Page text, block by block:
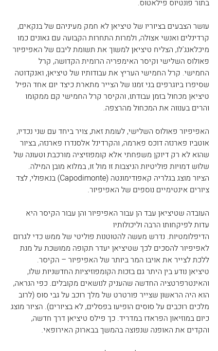
בתור פונטיוס פילאטוס.
עושר הצבעים בציוריו של טיציאן לא חמק מעיניהם של בנקאים,
קרדינלים ואנשי אצולה, ולמרות התחרות הקבועה עם גאונים כמו
מיכלאנג'לו, הצליח טיציאן למשוך את תשומת ליבם של האפיפיור
פאולוס השלישי וקיסר האימפריה הרומית הקדושה, קרל
החמישי. קרל החמישי העריץ את עבודותיו של טיציאן, ואנקדוטה
שסיפרו ביוגרפים בני זמנו של הצייר מתארת כיצד יום אחד הפיל
טיציאן מכחול בזמן עבודתו, והקיסר קרל החמישי קם ממקומו
והרים בענווה את המכחול מהרצפה.
האפיפיור פאולוס השלישי, לעומת זאת, צויר ביחד עם שני נכדיו,
אוטביו פארנזה דוכס פארמה, והקרדינל אלסנדרו פארנזה, בציור
שהוא לא רק דיוקן משפחתי אלא קומפוזיציה מורכבת וטעונה של
שלוש דמויות פוליטיות הניצבות זו מול זו, במלוא מובן המילה.
הציור מוצג בגלריה קאפודימונטה (Capodimonte) בנאפולי, לצד
ציורים אינטימיים נוספים של האפיפיור.
העובדה שטיציאן עבד הן עבור האפיפיור והן עבור הקיסר היא
עדות לפיקחותו הרבה וליכולותיו
הדיפלומטיות. נדרש מעשה להטוטנות פוליטי של ממש כדי לגרום
לאפיפיור להסכים לכך שטיציאן יעדר תקופה ממושכת על מנת
ללכת לצייר את אויבו המר ביותר של האפיפיור – הקיסר.
טיציאן נודע בין היתר גם בזכות הקומפוזיציות החדשניות שלו,
והאינטרפרטציה החדשה שהעניק לנושאים מקובלים. כפי הנראה,
הוא היה הראשון שצייר פורטרט של מלך רוכב על גבי סוס (לרוב
מלכים רוכבים על סוסים הופיעו בפסלים, לא בציורים). הציור מוצג
כיום במוזיאון הפראדו במדריד. כך פילס טיציאן דרך חדשה,
והקדים את האופנה שנפוצה בהמשך בבארוק האירופאי.